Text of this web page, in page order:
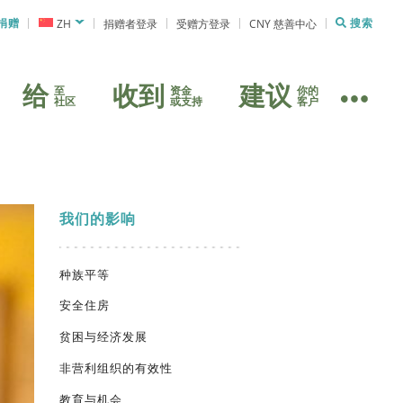
赠 ZH 捐赠者登录 受赠方登录 CNY 慈善中心 搜索
给 至
社区 收到 资金
或支持 建议 你的
客户
我们的影响
种族平等
安全住房
贫困与经济发展
非营利组织的有效性
教育与机会